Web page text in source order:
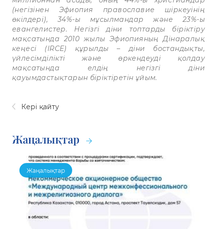
(негізінен Эфиопия православие шіркеуінің
өкілдері), 34%-ы мұсылмандар және 23%-ы
евангелистер. Негізгі діни топтарды біріктіру
мақсатында 2010 жылы Эфиопияның Дінаралық
кеңесі (IRCE) құрылды – діни бостандықты,
үйлесімділікті және өркендеуді қолдау
мақсатында елдің негізгі діни
қауымдастықтарын біріктіретін ұйым.
Кері қайту
Жаңалықтар
Жаңалықтар